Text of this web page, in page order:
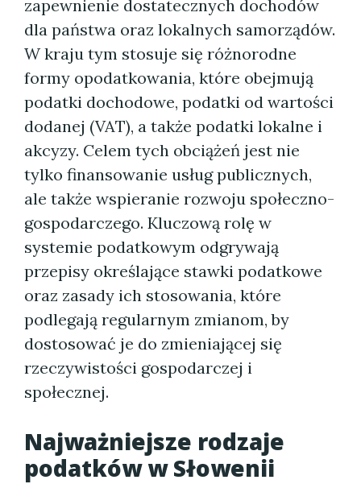
zapewnienie dostatecznych dochodów
dla państwa oraz lokalnych samorządów.
W kraju tym stosuje się różnorodne
formy opodatkowania, które obejmują
podatki dochodowe, podatki od wartości
dodanej (VAT), a także podatki lokalne i
akcyzy. Celem tych obciążeń jest nie
tylko finansowanie usług publicznych,
ale także wspieranie rozwoju społeczno-
gospodarczego. Kluczową rolę w
systemie podatkowym odgrywają
przepisy określające stawki podatkowe
oraz zasady ich stosowania, które
podlegają regularnym zmianom, by
dostosować je do zmieniającej się
rzeczywistości gospodarczej i
społecznej.
Najważniejsze rodzaje
podatków w Słowenii